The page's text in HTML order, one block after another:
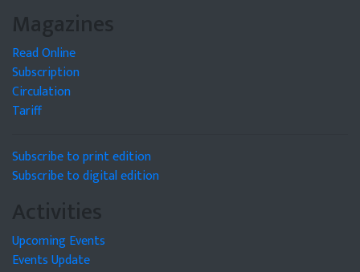
Magazines
Read Online
Subscription
Circulation
Tariff
Subscribe to print edition
Subscribe to digital edition
Activities
Upcoming Events
Events Update